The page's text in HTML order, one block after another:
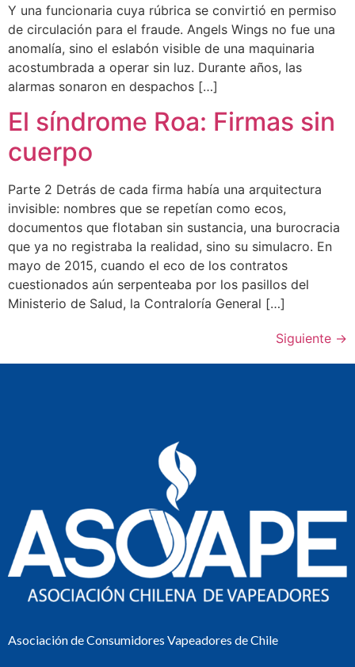
Y una funcionaria cuya rúbrica se convirtió en permiso
de circulación para el fraude. Angels Wings no fue una
anomalía, sino el eslabón visible de una maquinaria
acostumbrada a operar sin luz. Durante años, las
alarmas sonaron en despachos […]
El síndrome Roa: Firmas sin
cuerpo
Parte 2 Detrás de cada firma había una arquitectura
invisible: nombres que se repetían como ecos,
documentos que flotaban sin sustancia, una burocracia
que ya no registraba la realidad, sino su simulacro. En
mayo de 2015, cuando el eco de los contratos
cuestionados aún serpenteaba por los pasillos del
Ministerio de Salud, la Contraloría General […]
Siguiente →
Asociación de Consumidores Vapeadores de Chile